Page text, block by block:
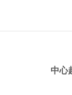
中心